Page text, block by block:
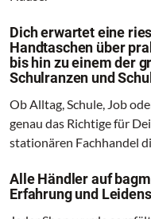
Dich erwartet eine
Handtaschen über
bis hin zu einem der
Schulranzen und
Ob Alltag, Schule, Job
genau das Richtige für
stationären Fachhandel
Alle Händler auf
Erfahrung und